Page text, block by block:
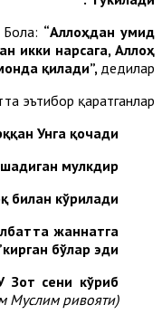
“Аллоҳдан умид
икки нарсага, Аллоҳ
қилади”, дедилар.
эътибор қаратганлар:
Унга қочади”.
мулкдир”.
кўрилади”.
жаннатга
кирган бўлар эди”.
Зот сени кўриб
Муслим ривояти)